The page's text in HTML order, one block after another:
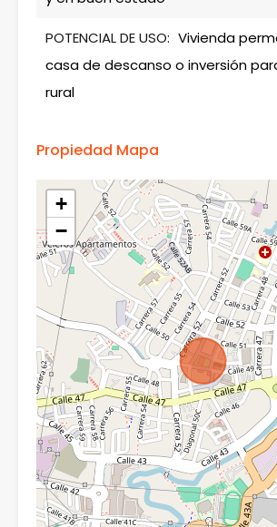
POTENCIAL DE USO: Vivienda
casa de descanso o inversión
rural
Propiedad Mapa
+
−